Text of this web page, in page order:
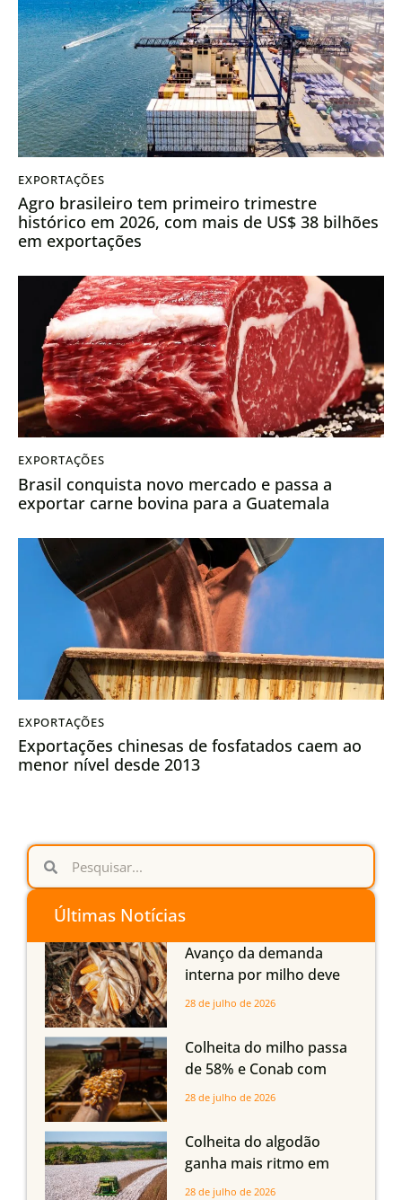
EXPORTAÇÕES
Agro brasileiro tem primeiro trimestre
histórico em 2026, com mais de US$ 38 bilhões
em exportações
EXPORTAÇÕES
Brasil conquista novo mercado e passa a
exportar carne bovina para a Guatemala
EXPORTAÇÕES
Exportações chinesas de fosfatados caem ao
menor nível desde 2013
Últimas Notícias
Avanço da demanda
interna por milho deve
compensar aumento da
em Mato Grosso, aponta
Imea
28 de julho de 2026
Colheita do milho passa
de 58% e Conab com
boas produtividades em
quedas em Tocantins,
Maranhão e Piauí
28 de julho de 2026
Colheita do algodão
ganha mais ritmo em
Mato Grosso, Mato
28 de julho de 2026